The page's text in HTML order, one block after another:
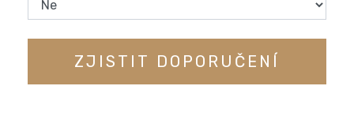
ZJISTIT DOPORUČENÍ